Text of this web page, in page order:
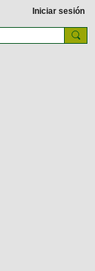
Iniciar sesión